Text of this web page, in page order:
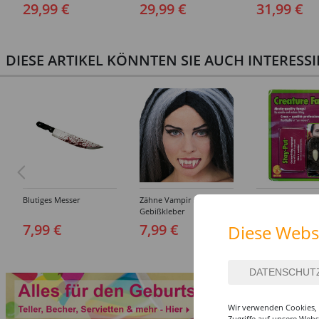
- verschiedene Größen
29,99 € 29,99 € 31,99 €
DIESE ARTIKEL KÖNNTEN SIE AUCH
Blutiges Messer
7,99 €
Zähne Vampir mit
Gebißkleber
7,99 € 6,99 €
Diese
Wir verwenden